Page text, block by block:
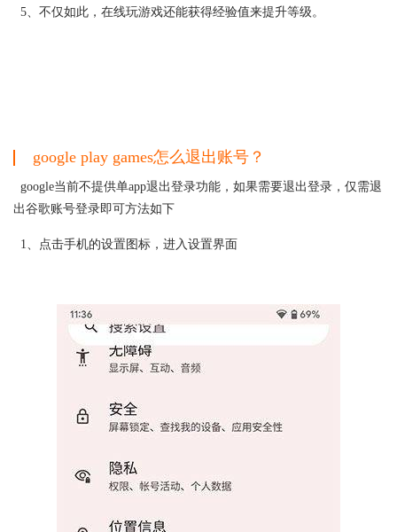
5、不仅如此，在线玩游戏还能获得经验值来提升等级。
google play games怎么退出账号？
google当前不提供单app退出登录功能，如果需要退出登录，仅需退
出谷歌账号登录即可方法如下
1、点击手机的设置图标，进入设置界面